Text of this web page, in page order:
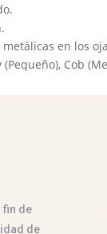
en los
(Pequeño), Cob
fin de
de